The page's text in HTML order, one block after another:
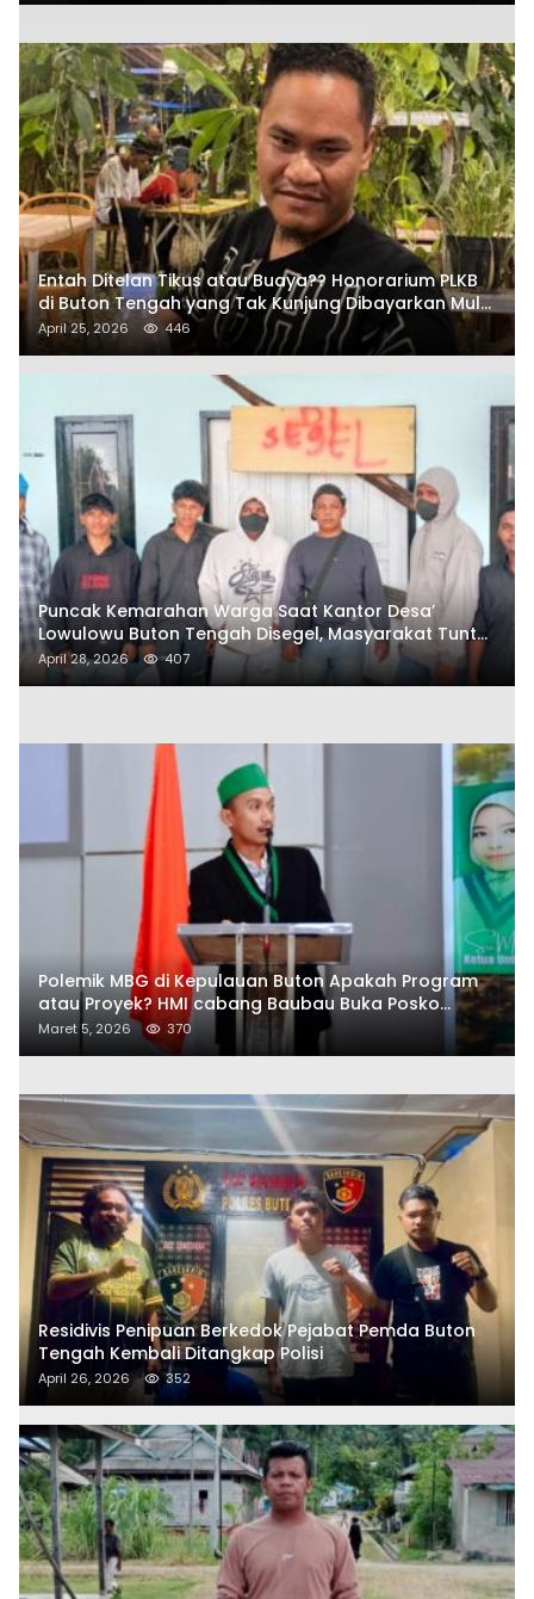
Entah Ditelan Tikus atau Buaya?? Honorarium PLKB
di Buton Tengah yang Tak Kunjung Dibayarkan Mulai
Disorot SAMURAIS
April 25, 2026 446
Puncak Kemarahan Warga Saat Kantor Desa’
Lowulowu Buton Tengah Disegel, Masyarakat Tuntut
Penetapan Tersangka
April 28, 2026 407
Polemik MBG di Kepulauan Buton Apakah Program
atau Proyek? HMI cabang Baubau Buka Posko
Aduan Masyarakat
Maret 5, 2026 370
Residivis Penipuan Berkedok Pejabat Pemda Buton
Tengah Kembali Ditangkap Polisi
April 26, 2026 352